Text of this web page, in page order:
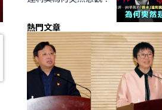
熱門文章